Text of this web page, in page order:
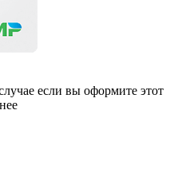
если вы оформите этот